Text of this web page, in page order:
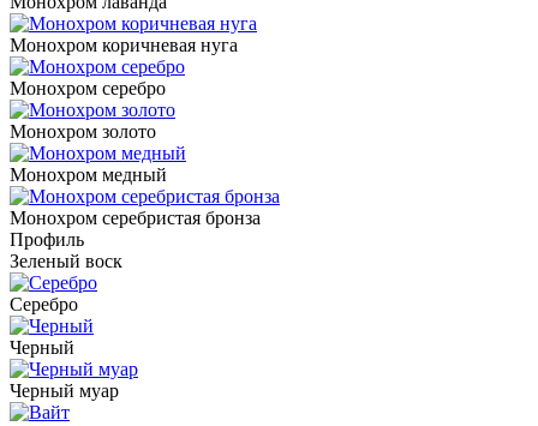
Монохром коричневая нуга
Монохром серебро
Монохром золото
Монохром медный
Монохром серебристая бронза
Профиль
Зеленый воск
Серебро
Черный
Черный муар